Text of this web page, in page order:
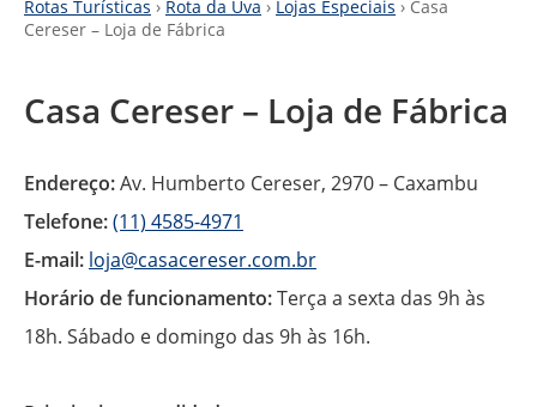
Rotas Turísticas › Rota da Uva › Lojas Especiais › Casa
Cereser – Loja de Fábrica
Casa Cereser – Loja de Fábrica
Endereço:Av. Humberto Cereser, 2970 – Caxambu
Telefone:(11) 4585-4971
E-mail: loja@casacereser.com.br
Horário de funcionamento:Terça a sexta das 9h às
18h. Sábado e domingo das 9h às 16h.